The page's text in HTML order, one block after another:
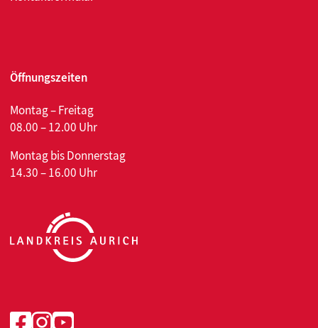
Öffnungszeiten
Montag – Freitag
08.00 – 12.00 Uhr
Montag bis Donnerstag
14.30 – 16.00 Uhr